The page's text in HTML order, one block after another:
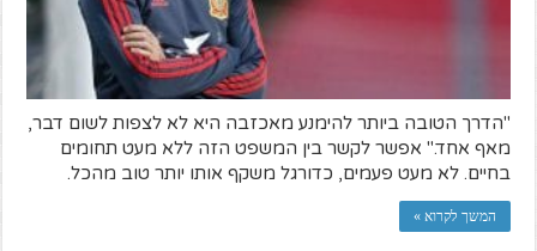
"הדרך הטובה ביותר להימנע מאכזבה היא לא לצפות לשום דבר,
מאף אחד." אפשר לקשר בין המשפט הזה ללא מעט תחומים
בחיים. לא מעט פעמים, כדורגל משקף אותו יותר טוב מהכל.
המשך לקרוא »